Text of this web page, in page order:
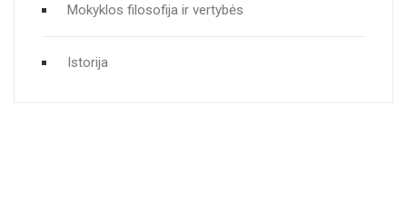
Mokyklos filosofija ir vertybės
Istorija